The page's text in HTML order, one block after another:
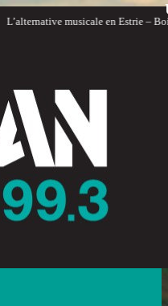
L’alternative musicale en Estrie – Bois-